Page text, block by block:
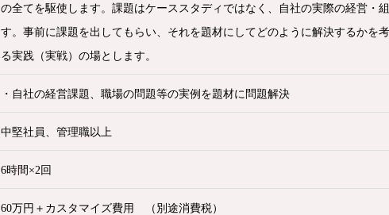
の全てを駆使します。課題はケーススタディではなく、自社の実際の経営・
す。事前に課題を出してもらい、それを題材にしてどのように解決するかを
る実践（実戦）の場とします。
・自社の経営課題、職場の問題等の実例を題材に問題解決
中堅社員、管理職以上
6時間×2回
60万円＋カスタマイズ費用 （別途消費税）